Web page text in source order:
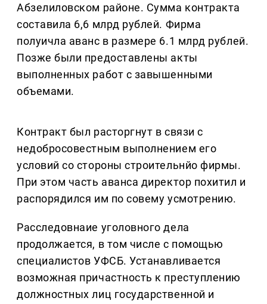
Абзелиловском районе. Сумма контракта
составила 6,6 млрд рублей. Фирма
полуичла аванс в размере 6.1 млрд рублей.
Позже были предоставлены акты
выполненных работ с завышенными
объемами.
Контракт был расторгнут в связи с
недобросовестным выполнением его
условий со стороны строительнйо фирмы.
При этом часть аванса директор похитил и
распорядился им по совему усмотрению.
Расследовнаие уголовного дела
продолжается, в том числе с помощью
специалистов УФСБ. Устанавливается
возможная причастность к преступлению
должностных лиц государственной и